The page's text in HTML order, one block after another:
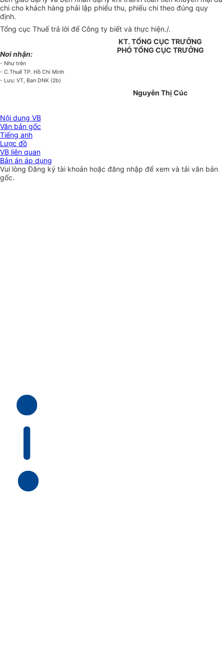
chi cho khách hàng phải lập phiếu thu, phiếu chi theo đúng quy
định.
Tổng cục Thuế trả lời để Công ty biết và thực hiện./.
Nơi nhận:
- Như trên
- C.Thuế TP. Hồ Chí Minh
- Lưu: VT, Ban DNK (2b)
KT. TỔNG CỤC TRƯỞNG
PHÓ TỔNG CỤC TRƯỞNG
Nguyễn Thị Cúc
Nội dung VB
Văn bản gốc
Tiếng anh
Lược đồ
VB liên quan
Bản án áp dụng
Vui lòngĐăng ký tài khoản hoặc đăng nhập để xem và tải văn bản
gốc.